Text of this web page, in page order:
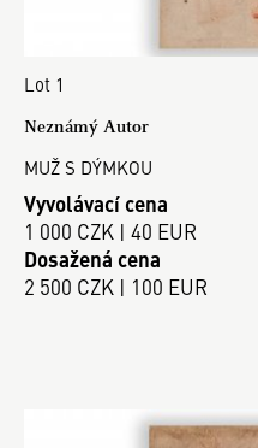
Lot 1
Neznámý Autor
MUŽ S DÝMKOU
Vyvolávací cena
1 000 CZK | 40 EUR
Dosažená cena
2 500 CZK | 100 EUR